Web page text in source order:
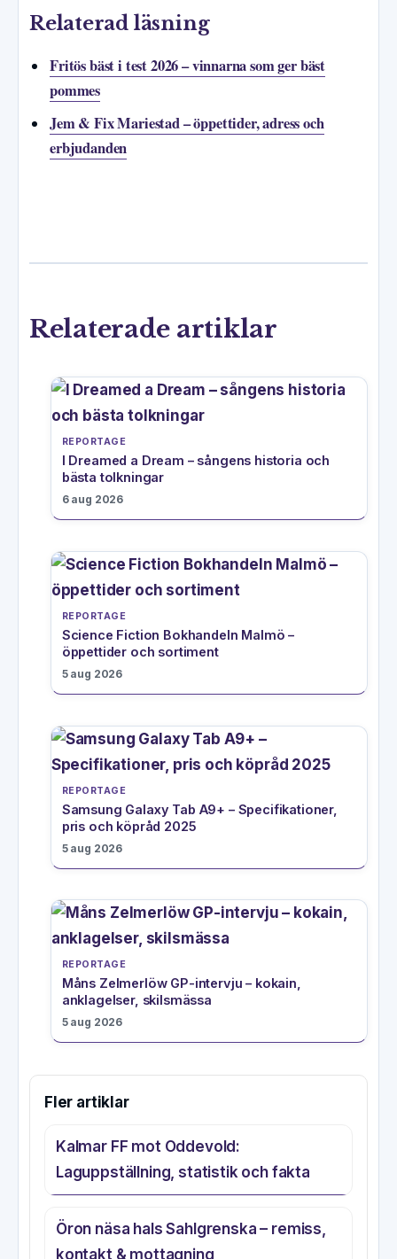
Relaterad läsning
Fritös bäst i test 2026 – vinnarna som ger bäst
pommes
Jem & Fix Mariestad – öppettider, adress och
erbjudanden
Relaterade artiklar
REPORTAGE
I Dreamed a Dream – sångens historia och
bästa tolkningar
6 aug 2026
REPORTAGE
Science Fiction Bokhandeln Malmö –
öppettider och sortiment
5 aug 2026
REPORTAGE
Samsung Galaxy Tab A9+ – Specifikationer,
pris och köpråd 2025
5 aug 2026
REPORTAGE
Måns Zelmerlöw GP-intervju – kokain,
anklagelser, skilsmässa
5 aug 2026
Fler artiklar
Kalmar FF mot Oddevold:
Laguppställning, statistik och fakta
Öron näsa hals Sahlgrenska – remiss,
kontakt & mottagning